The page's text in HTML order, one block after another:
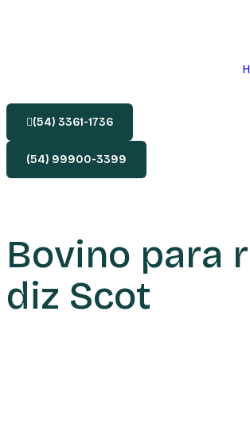
(54) 3361-1736
(54) 99900-3399
Bovino para
diz Scot